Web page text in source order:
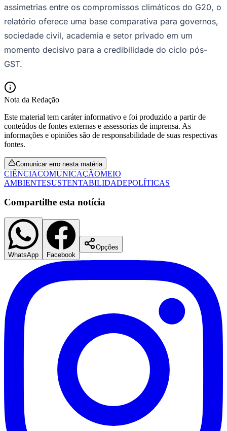
Fluminense
assimetrias entre os compromissos climáticos do G20, o
relatório oferece uma base comparativa para governos,
sociedade civil, academia e setor privado em um
momento decisivo para a credibilidade do ciclo pós-
GST.
Nota da Redação
Este material tem caráter informativo e foi produzido a partir de
conteúdos de fontes externas e assessorias de imprensa. As
informações e opiniões são de responsabilidade de suas respectivas
fontes.
Comunicar erro nesta matéria
CIÊNCIACOMUNICAÇÃOMEIO
AMBIENTESUSTENTABILIDADEPOLÍTICAS
Compartilhe esta notícia
WhatsApp Facebook
Opções